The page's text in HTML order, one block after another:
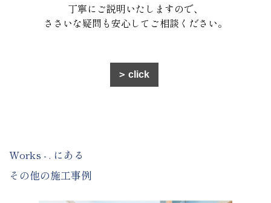
丁寧にご説明いたしますので、
ささいな疑問も安心してご相談ください。
click
Works - . にある
その他の施工事例